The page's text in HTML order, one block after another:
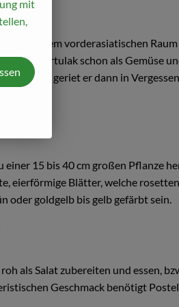
aus dem vorderasiatischen
den Portulak schon als Gemüse
allerdings geriet er dann in
einer 15 bis 40 cm großen Pflanze
eierförmige Blätter, welche
oder goldgelb bis gelb gefärbt sein.
als Salat zubereiten und essen,
Geschmack benötigt
mit